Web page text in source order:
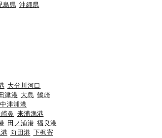
島県 沖縄県
大分川河口
津港 大島 鶴崎
中津浦港
鼻 来浦漁港
田ノ浦港 福良港
向田港 下梶寄